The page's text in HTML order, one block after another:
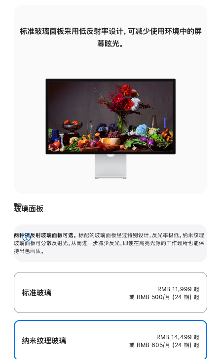
标准玻璃面板采用低反射率设计，可减少使用环境中的屏
幕眩光。
玻璃面板
两种抗反射玻璃面板可选。 标配的玻璃面板经过特别设计，反光率极低。纳米纹理
玻璃面板可分散反射光，从而进一步减少反光，即使在高亮光源的工作场所也能保
持出色画质。
展
开
标准玻璃 RMB 11,999 起
或 RMB 500/月 (24 期) 起
纳米纹理玻璃 RMB 14,499 起
或 RMB 605/月 (24 期) 起